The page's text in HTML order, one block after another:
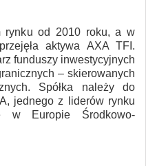
rynku od 2010 roku, a w
aktywa AXA TFI.
funduszy inwestycyjnych
– skierowanych
Spółka należy do
jednego z liderów rynku
w Europie Środkowo-